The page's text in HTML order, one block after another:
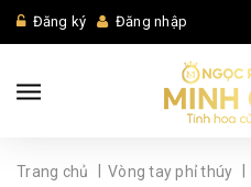
Đăng ký Đăng nhập
Trang chủ Vòng tay phỉ thúy